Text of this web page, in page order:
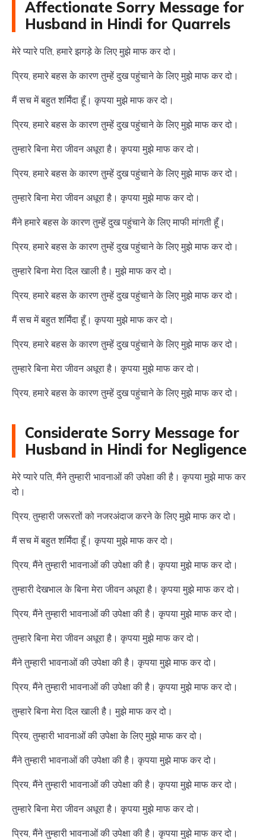
Affectionate Sorry Message for
Husband in Hindi for Quarrels
मेरे प्यारे पति, हमारे झगड़े के लिए मुझे माफ कर दो।
प्रिय, हमारे बहस के कारण तुम्हें दुख पहुंचाने के लिए मुझे माफ कर दो।
मैं सच में बहुत शर्मिंदा हूँ। कृपया मुझे माफ कर दो।
प्रिय, हमारे बहस के कारण तुम्हें दुख पहुंचाने के लिए मुझे माफ कर दो।
तुम्हारे बिना मेरा जीवन अधूरा है। कृपया मुझे माफ कर दो।
प्रिय, हमारे बहस के कारण तुम्हें दुख पहुंचाने के लिए मुझे माफ कर दो।
तुम्हारे बिना मेरा जीवन अधूरा है। कृपया मुझे माफ कर दो।
मैंने हमारे बहस के कारण तुम्हें दुख पहुंचाने के लिए माफी मांगती हूँ।
प्रिय, हमारे बहस के कारण तुम्हें दुख पहुंचाने के लिए मुझे माफ कर दो।
तुम्हारे बिना मेरा दिल खाली है। मुझे माफ कर दो।
प्रिय, हमारे बहस के कारण तुम्हें दुख पहुंचाने के लिए मुझे माफ कर दो।
मैं सच में बहुत शर्मिंदा हूँ। कृपया मुझे माफ कर दो।
प्रिय, हमारे बहस के कारण तुम्हें दुख पहुंचाने के लिए मुझे माफ कर दो।
तुम्हारे बिना मेरा जीवन अधूरा है। कृपया मुझे माफ कर दो।
प्रिय, हमारे बहस के कारण तुम्हें दुख पहुंचाने के लिए मुझे माफ कर दो।
Considerate Sorry Message for
Husband in Hindi for Negligence
मेरे प्यारे पति, मैंने तुम्हारी भावनाओं की उपेक्षा की है। कृपया मुझे माफ कर
दो।
प्रिय, तुम्हारी जरूरतों को नजरअंदाज करने के लिए मुझे माफ कर दो।
मैं सच में बहुत शर्मिंदा हूँ। कृपया मुझे माफ कर दो।
प्रिय, मैंने तुम्हारी भावनाओं की उपेक्षा की है। कृपया मुझे माफ कर दो।
तुम्हारी देखभाल के बिना मेरा जीवन अधूरा है। कृपया मुझे माफ कर दो।
प्रिय, मैंने तुम्हारी भावनाओं की उपेक्षा की है। कृपया मुझे माफ कर दो।
तुम्हारे बिना मेरा जीवन अधूरा है। कृपया मुझे माफ कर दो।
मैंने तुम्हारी भावनाओं की उपेक्षा की है। कृपया मुझे माफ कर दो।
प्रिय, मैंने तुम्हारी भावनाओं की उपेक्षा की है। कृपया मुझे माफ कर दो।
तुम्हारे बिना मेरा दिल खाली है। मुझे माफ कर दो।
प्रिय, तुम्हारी भावनाओं की उपेक्षा के लिए मुझे माफ कर दो।
मैंने तुम्हारी भावनाओं की उपेक्षा की है। कृपया मुझे माफ कर दो।
प्रिय, मैंने तुम्हारी भावनाओं की उपेक्षा की है। कृपया मुझे माफ कर दो।
तुम्हारे बिना मेरा जीवन अधूरा है। कृपया मुझे माफ कर दो।
प्रिय, मैंने तुम्हारी भावनाओं की उपेक्षा की है। कृपया मुझे माफ कर दो।